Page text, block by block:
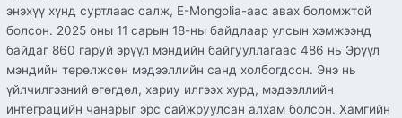
энэхүү хүнд суртлаас салж, E-Mongolia-аас авах боломжтой
болсон. 2025 оны 11 сарын 18-ны байдлаар улсын хэмжээнд
байдаг 860 гаруй эрүүл мэндийн байгууллагаас 486 нь Эрүүл
мэндийн төрөлжсөн мэдээллийн санд холбогдсон. Энэ нь
үйлчилгээний өгөгдөл, хариу илгээх хурд, мэдээллийн
интеграцийн чанарыг эрс сайжруулсан алхам болсон. Хамгийн